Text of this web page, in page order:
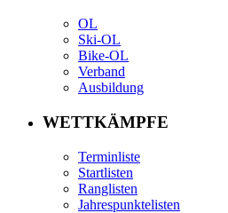
OL
Ski-OL
Bike-OL
Verband
Ausbildung
WETTKÄMPFE
Terminliste
Startlisten
Ranglisten
Jahrespunktelisten